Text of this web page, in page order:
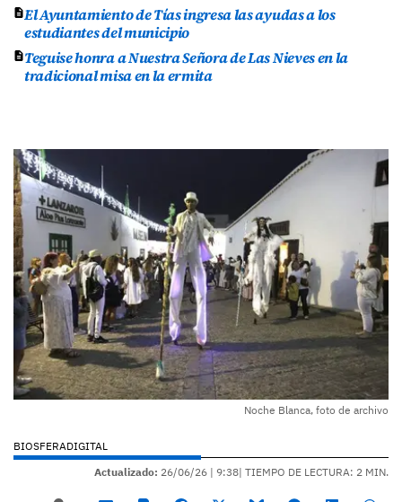
El Ayuntamiento de Tías ingresa las ayudas a los
estudiantes del municipio
Teguise honra a Nuestra Señora de Las Nieves en la
tradicional misa en la ermita
Noche Blanca, foto de archivo
BIOSFERADIGITAL
Actualizado: 26/06/26 | 9:38| TIEMPO DE LECTURA: 2 MIN.